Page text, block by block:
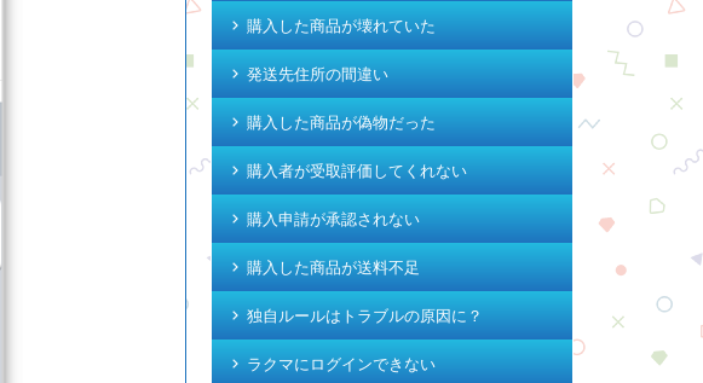
購入した商品が壊れていた
発送先住所の間違い
購入した商品が偽物だった
購入者が受取評価してくれない
購入申請が承認されない
購入した商品が送料不足
独自ルールはトラブルの原因に？
ラクマにログインできない